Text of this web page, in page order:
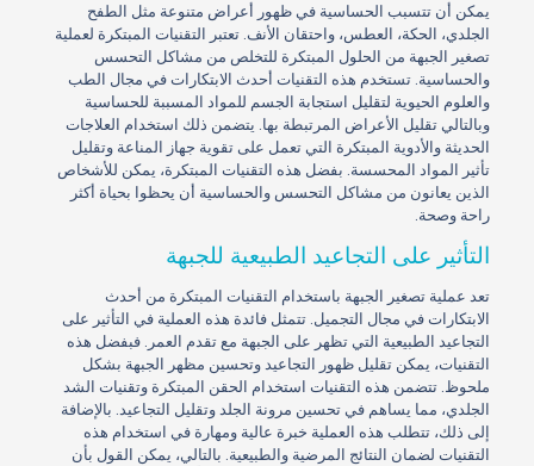
يمكن أن تتسبب الحساسية في ظهور أعراض متنوعة مثل الطفح
الجلدي، الحكة، العطس، واحتقان الأنف. تعتبر التقنيات المبتكرة لعملية
تصغير الجبهة من الحلول المبتكرة للتخلص من مشاكل التحسس
والحساسية. تستخدم هذه التقنيات أحدث الابتكارات في مجال الطب
والعلوم الحيوية لتقليل استجابة الجسم للمواد المسببة للحساسية
وبالتالي تقليل الأعراض المرتبطة بها. يتضمن ذلك استخدام العلاجات
الحديثة والأدوية المبتكرة التي تعمل على تقوية جهاز المناعة وتقليل
تأثير المواد المحسسة. بفضل هذه التقنيات المبتكرة، يمكن للأشخاص
الذين يعانون من مشاكل التحسس والحساسية أن يحظوا بحياة أكثر
راحة وصحة.
التأثير على التجاعيد الطبيعية للجبهة
تعد عملية تصغير الجبهة باستخدام التقنيات المبتكرة من أحدث
الابتكارات في مجال التجميل. تتمثل فائدة هذه العملية في التأثير على
التجاعيد الطبيعية التي تظهر على الجبهة مع تقدم العمر. فبفضل هذه
التقنيات، يمكن تقليل ظهور التجاعيد وتحسين مظهر الجبهة بشكل
ملحوظ. تتضمن هذه التقنيات استخدام الحقن المبتكرة وتقنيات الشد
الجلدي، مما يساهم في تحسين مرونة الجلد وتقليل التجاعيد. بالإضافة
إلى ذلك، تتطلب هذه العملية خبرة عالية ومهارة في استخدام هذه
التقنيات لضمان النتائج المرضية والطبيعية. بالتالي، يمكن القول بأن